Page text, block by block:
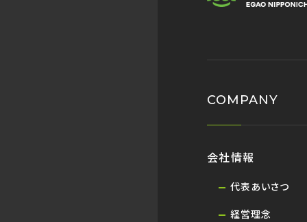
COMPANY
会社情報
代表あいさつ
経営理念